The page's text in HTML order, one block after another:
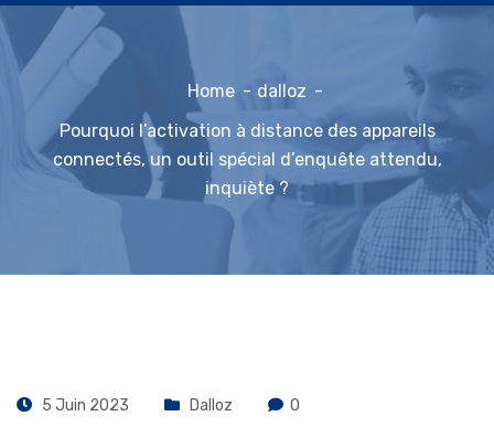
Home
dalloz
Pourquoi l’activation à distance des appareils
connectés, un outil spécial d’enquête attendu,
inquiète ?
5 Juin 2023 Dalloz 0